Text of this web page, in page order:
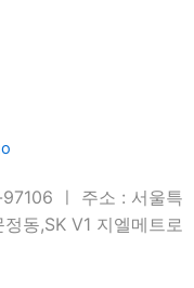
ㅣ 주소 : 서울특
동,SK V1 지엘메트로